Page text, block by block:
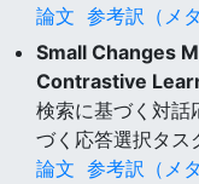
論文 参考訳（メ
Small Changes
Contrastive
検索に基づく対話
づく応答選択タ
論文 参考訳（メ